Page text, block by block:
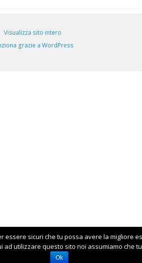
Visualizza sito intero
grazie a WordPress
essere sicuri che tu possa avere la migliore
ad utilizzare questo sito noi assumiamo che
Ok